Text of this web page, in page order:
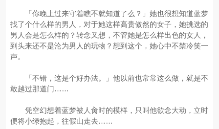
「你晚上过来守着瞧不就知道了么？」她也很想知道蓝梦
找了个什么样的男人，对于她这样高贵傲然的女子，她挑选的
男人会是怎么样的？转念又想，不管她是怎么样出色的女人，
到头来还不是沦为男人的玩物？想到这个，她心中不禁冷笑一
声。
「不错，这是个好办法。」他以前也常常这么做，就是不
敢越过那道门……
凭空幻想着蓝梦被人肏时的模样，只叫他欲念大动，立时
便将小绿抱起，往假山走去……